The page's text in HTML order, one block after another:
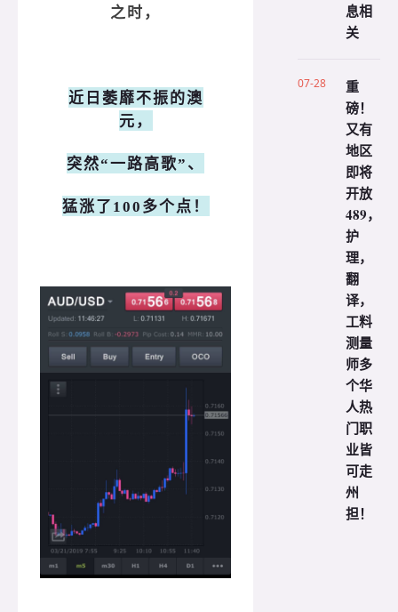
之时，
近日萎靡不振的澳
元，
突然“一路高歌”、
猛涨了100多个点！
息相
关
07-28
重
磅！
又有
地区
即将
开放
489，
护
理，
翻
译，
工料
测量
师多
个华
人热
门职
业皆
可走
州
担！